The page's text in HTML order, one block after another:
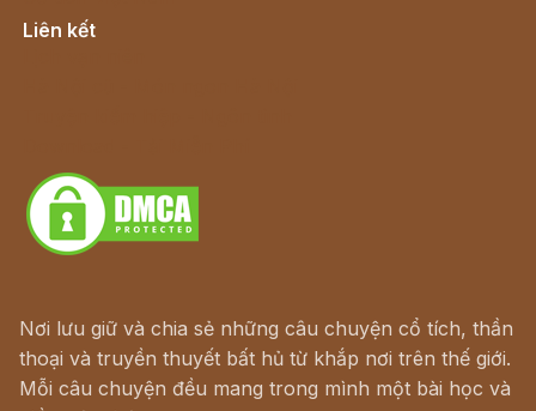
Liên kết
Nơi lưu giữ và chia sẻ những câu chuyện cổ tích, thần
thoại và truyền thuyết bất hủ từ khắp nơi trên thế giới.
Mỗi câu chuyện đều mang trong mình một bài học và